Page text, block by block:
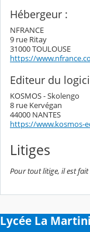
Hébergeur :
NFRANCE
9 rue Ritay
31000 TOULOUSE
https://
Editeur du
KOSMOS - Skolengo
8 rue Kervégan
44000 NANTES
https://www.kosmos-
Litiges
Pour tout litige, il est
Lycée La